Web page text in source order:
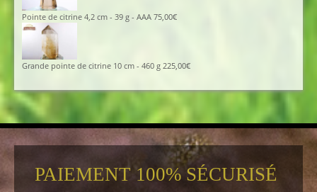
Pointe de citrine 4,2 cm - 39 g - AAA 75,00€
Grande pointe de citrine 10 cm - 460 g 225,00€
PAIEMENT 100% SÉCURISÉ